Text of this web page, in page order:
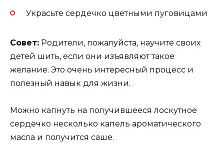
Украсьте сердечко цветными пуговицами
Совет: Родители, пожалуйста, научите своих
детей шить, если они изъявляют такое
желание. Это очень интересный процесс и
полезный навык для жизни.
Можно капнуть на получившееся лоскутное
сердечко несколько капель ароматического
масла и получится саше.